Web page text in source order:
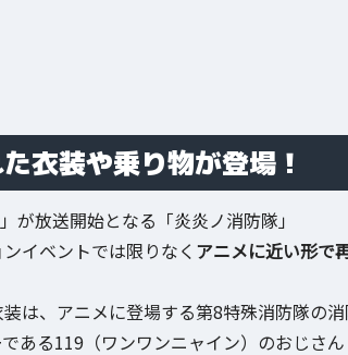
衣装や乗り物が登場！
が放送開始となる「炎炎ノ消防隊」
イベントでは限りなく アニメに近い形で
は、アニメに登場する第8特殊消防隊の消
ある119（ワンワンニャイン）のおじさ